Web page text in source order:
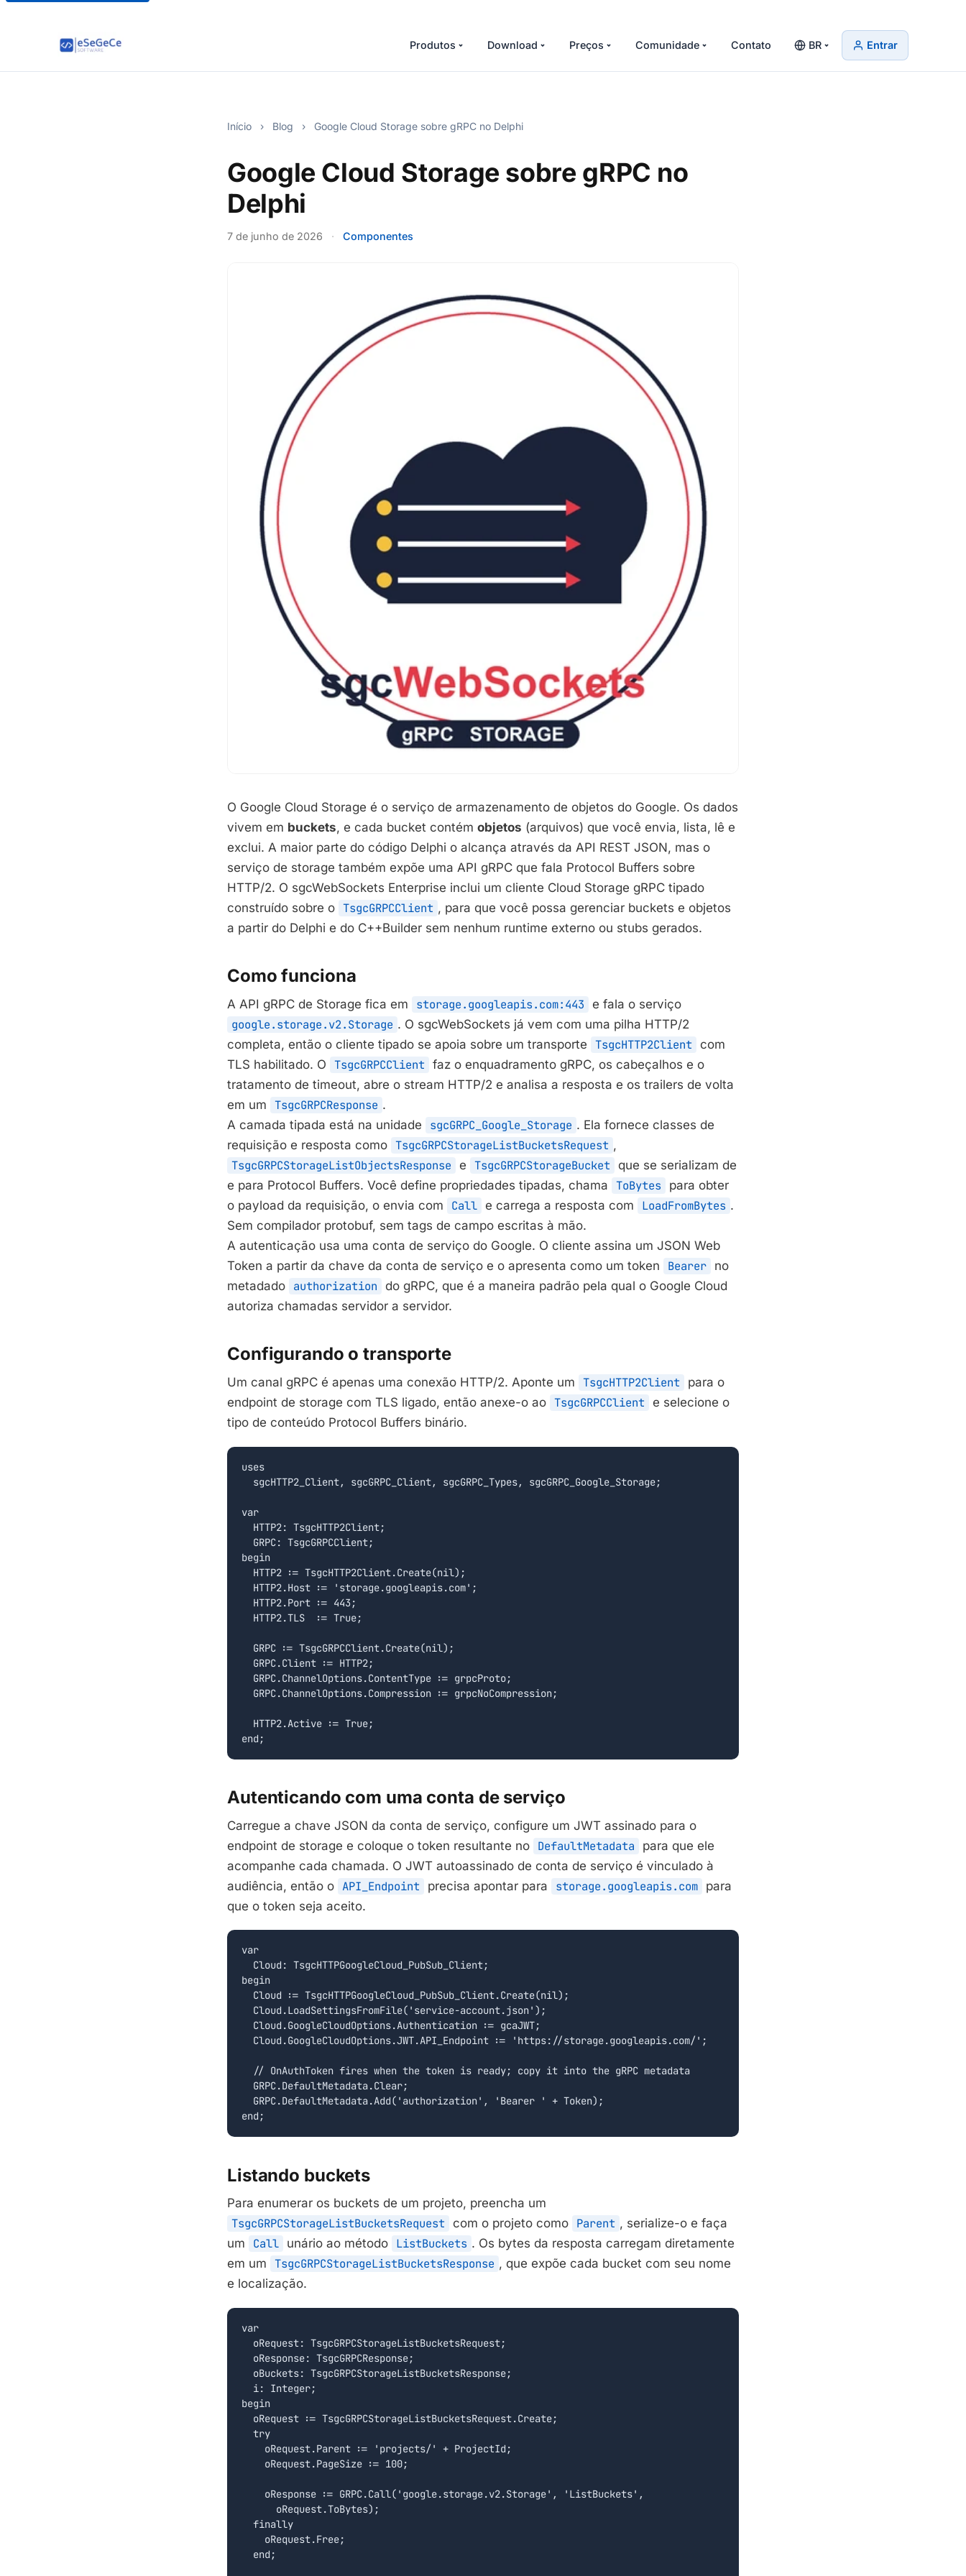
Produtos Download Preços Comunidade Contato BR Entrar
Início › Blog › Google Cloud Storage sobre gRPC no Delphi
Google Cloud Storage sobre gRPC no
Delphi
7 de junho de 2026 · Componentes
O Google Cloud Storage é o serviço de armazenamento de objetos do Google. Os dados
vivem em buckets, e cada bucket contém objetos (arquivos) que você envia, lista, lê e
exclui. A maior parte do código Delphi o alcança através da API REST JSON, mas o
serviço de storage também expõe uma API gRPC que fala Protocol Buffers sobre
HTTP/2. O sgcWebSockets Enterprise inclui um cliente Cloud Storage gRPC tipado
construído sobre o TsgcGRPCClient , para que você possa gerenciar buckets e objetos
a partir do Delphi e do C++Builder sem nenhum runtime externo ou stubs gerados.
Como funciona
A API gRPC de Storage fica em storage.googleapis.com:443 e fala o serviço
google.storage.v2.Storage . O sgcWebSockets já vem com uma pilha HTTP/2
completa, então o cliente tipado se apoia sobre um transporte TsgcHTTP2Client
com
TLS habilitado. O TsgcGRPCClient faz o enquadramento gRPC, os cabeçalhos e o
tratamento de timeout, abre o stream HTTP/2 e analisa a resposta e os trailers de volta
em um TsgcGRPCResponse .
A camada tipada está na unidade
sgcGRPC_Google_Storage . Ela fornece classes de
requisição e resposta como TsgcGRPCStorageListBucketsRequest ,
TsgcGRPCStorageListObjectsResponse e TsgcGRPCStorageBucket
que se serializam de
e para Protocol Buffers. Você define propriedades tipadas, chama ToBytes
para obter
o payload da requisição, o envia com
Call e carrega a resposta com LoadFromBytes .
Sem compilador protobuf, sem tags de campo escritas à mão.
A autenticação usa uma conta de serviço do Google. O cliente assina um JSON Web
Token a partir da chave da conta de serviço e o apresenta como um token
Bearer no
metadado authorization
do gRPC, que é a maneira padrão pela qual o Google Cloud
autoriza chamadas servidor a servidor.
Configurando o transporte
Um canal gRPC é apenas uma conexão HTTP/2. Aponte um TsgcHTTP2Client
para o
endpoint de storage com TLS ligado, então anexe-o ao TsgcGRPCClient
e selecione o
tipo de conteúdo Protocol Buffers binário.
uses
  sgcHTTP2_Client, sgcGRPC_Client, sgcGRPC_Types, sgcGRPC_Google_Storage;
var
  HTTP2: TsgcHTTP2Client;
  GRPC: TsgcGRPCClient;
begin
  HTTP2 := TsgcHTTP2Client.Create(nil);
  HTTP2.Host := 'storage.googleapis.com';
  HTTP2.Port := 443;
  HTTP2.TLS  := True;
  GRPC := TsgcGRPCClient.Create(nil);
  GRPC.Client := HTTP2;
  GRPC.ChannelOptions.ContentType := grpcProto;
  GRPC.ChannelOptions.Compression := grpcNoCompression;
  HTTP2.Active := True;
end;
Autenticando com uma conta de serviço
Carregue a chave JSON da conta de serviço, configure um JWT assinado para o
endpoint de storage e coloque o token resultante no DefaultMetadata
para que ele
acompanhe cada chamada. O JWT autoassinado de conta de serviço é vinculado à
audiência, então o API_Endpoint precisa apontar para storage.googleapis.com para
que o token seja aceito.
var
  Cloud: TsgcHTTPGoogleCloud_PubSub_Client;
begin
  Cloud := TsgcHTTPGoogleCloud_PubSub_Client.Create(nil);
  Cloud.LoadSettingsFromFile('service-account.json');
  Cloud.GoogleCloudOptions.Authentication := gcaJWT;
  Cloud.GoogleCloudOptions.JWT.API_Endpoint := 'https://storage.googleapis.com/';
  // OnAuthToken fires when the token is ready; copy it into the gRPC metadata
  GRPC.DefaultMetadata.Clear;
  GRPC.DefaultMetadata.Add('authorization', 'Bearer ' + Token);
end;
Listando buckets
Para enumerar os buckets de um projeto, preencha um
TsgcGRPCStorageListBucketsRequest com o projeto como Parent , serialize-o e faça
um
Call unário ao método ListBuckets . Os bytes da resposta carregam diretamente
em um TsgcGRPCStorageListBucketsResponse , que expõe cada bucket com seu nome
e localização.
var
  oRequest: TsgcGRPCStorageListBucketsRequest;
  oResponse: TsgcGRPCResponse;
  oBuckets: TsgcGRPCStorageListBucketsResponse;
  i: Integer;
begin
  oRequest := TsgcGRPCStorageListBucketsRequest.Create;
  try
    oRequest.Parent := 'projects/' + ProjectId;
    oRequest.PageSize := 100;
    oResponse := GRPC.Call('google.storage.v2.Storage', 'ListBuckets',
      oRequest.ToBytes);
  finally
    oRequest.Free;
  end;